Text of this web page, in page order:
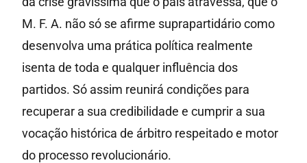
M. F. A. não só se afirme suprapartidário como
desenvolva uma prática política realmente
isenta de toda e qualquer influência dos
partidos. Só assim reunirá condições para
recuperar a sua credibilidade e cumprir a sua
vocação histórica de árbitro respeitado e motor
do processo revolucionário.